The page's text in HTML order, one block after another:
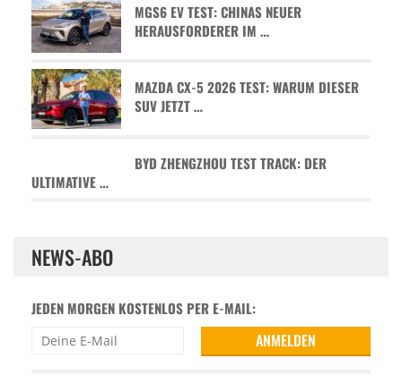
MGS6 EV TEST: CHINAS NEUER
HERAUSFORDERER IM …
MAZDA CX-5 2026 TEST: WARUM DIESER
SUV JETZT …
BYD ZHENGZHOU TEST TRACK: DER
ULTIMATIVE …
NEWS-ABO
JEDEN MORGEN KOSTENLOS PER E-MAIL: